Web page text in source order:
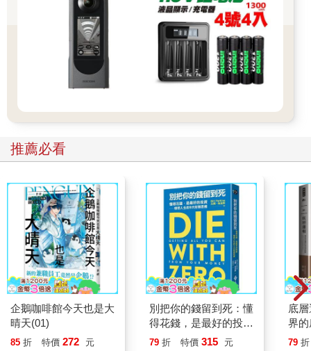
推薦必看
企鵝咖啡館今天也是大
晴天(01)
85 折 特價 272 元
別把你的錢留到死：懂
得花錢，是最好的投資
—理想人生的9大財務
79 折 特價 315 元
底
界
79 折